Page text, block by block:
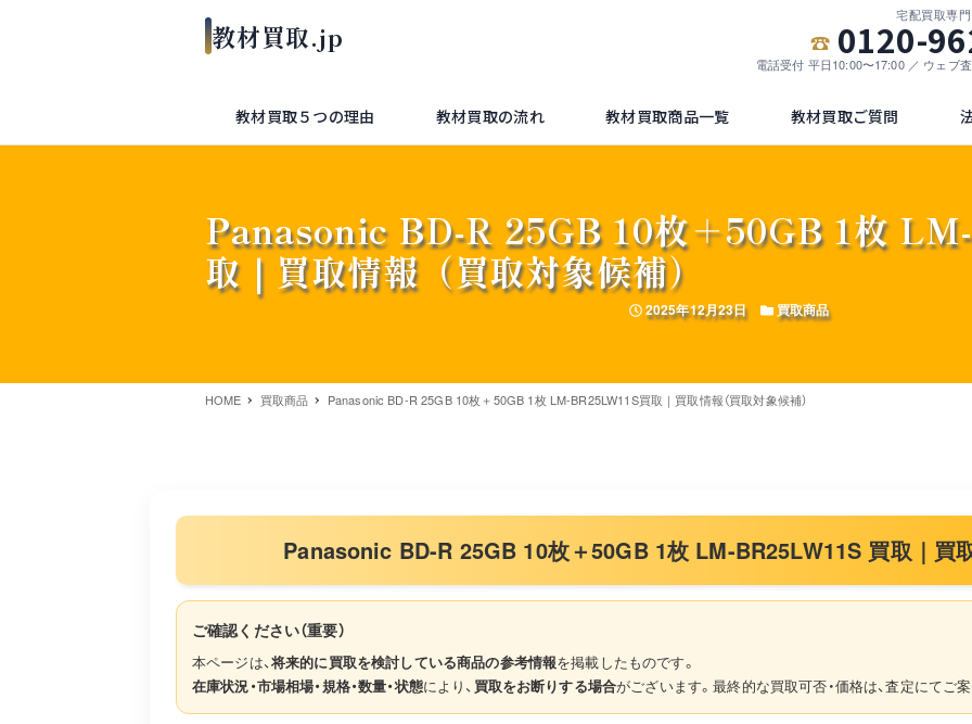
宅配買取専
0120-
電話受付 平日10:00〜17:00 ／ ウェブ
教材買取５つの理由 教材買取の流れ 教材買取商品一覧 教材買取ご質問
Panasonic BD-R 25GB 10枚＋50GB 1枚
取｜買取情報（買取対象候補）
投稿日
2025年12月23日 カテゴリー
買取商品
HOME 買取商品 Panasonic BD-R 25GB 10枚＋50GB 1枚 LM-BR25LW11S買取｜買取情報（買取対象候補）
Panasonic BD-R 25GB 10枚＋50GB 1枚 LM-BR25LW11S 買取｜買取
ご確認ください（重要）
本ページは、将来的に買取を検討している商品の参考情報を掲載したものです。
在庫状況・市場相場・規格・数量・状態により、 買取をお断りする場合がございます。最終的な買取可否・価格は、査定にてご案